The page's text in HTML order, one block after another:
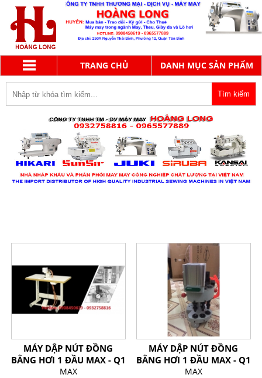
TRANG CHỦ DANH MỤC SẢN PHẨM
MÁY DẬP NÚT ĐỒNG
BẰNG HƠI 1 ĐẦU MAX - Q1
MAX
MÁY DẬP NÚT ĐỒNG
BẰNG HƠI 1 ĐẦU MAX - Q1
MAX